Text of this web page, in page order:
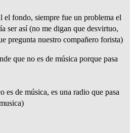
el fondo, siempre fue un problema el
ser así (no me digan que desvirtuo,
pregunta nuestro compañero forista)
que no es de música porque pasa
es de música, es una radio que pasa